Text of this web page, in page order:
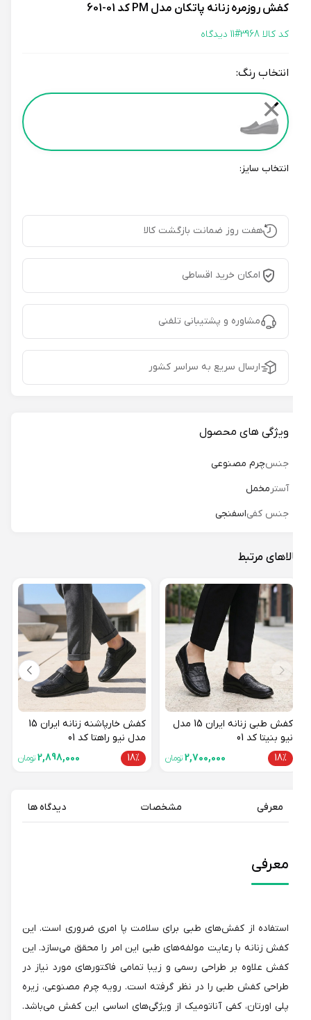
کفش روزمره زنانه پاتکان مدل PM کد 01-601
کد کالا 3968# 11 دیدگاه
انتخاب رنگ:
Color
✕
انتخاب سایز:
هفت روز ضمانت بازگشت کالا
امکان خرید اقساطی
مشاوره و پشتیبانی تلفنی
ارسال سریع به سراسر کشور
ویژگی های محصول
جنسچرم مصنوعی
آسترمخمل
جنس کفی اسفنجی
مرتبط
کفش طبی زنانه ایران 15 مدل
نیو بنیتا کد 01
18%
2,700,000 تومان
کفش خارپاشنه زنانه ایران 15
مدل نیو راهتا کد 01
18%
2,898,000تومان
معرفی مشخصات دیدگاه ها
معرفی
استفاده از کفش‌های طبی برای سلامت پا امری ضروری است. این
کفش زنانه با رعایت مولفه‌های طبی این امر را محقق می‌سازد. این
کفش علاوه بر طراحی رسمی و زیبا تمامی فاکتورهای مورد نیاز در
طراحی کفش طبی را در نظر گرفته است. رویه چرم مصنوعی، زیره
پلی اورتان، کفی آناتومیک از ویژگی‌های اساسی این کفش می‌باشد.